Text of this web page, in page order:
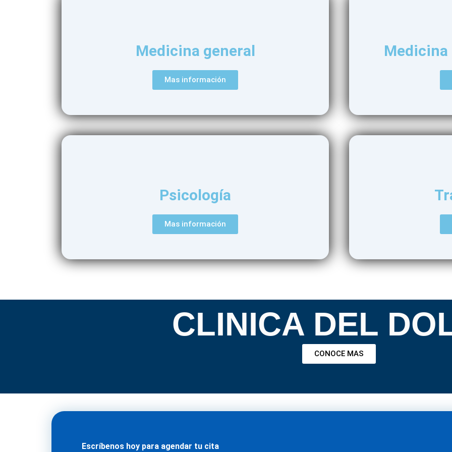
Medicina general
Mas información
Medicina
Psicología
Mas información
CLINICA DEL
CONOCE MAS
Escríbenos hoy para agendar tu cita